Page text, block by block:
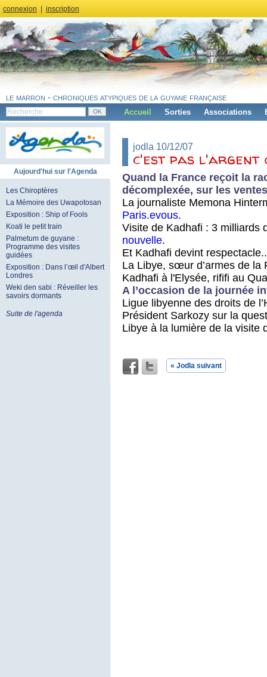
connexion inscription
le marron - chroniques atypiques de la guyane française
Accueil Sorties Associations
Aujourd'hui sur l'Agenda
Les Chiroptères
La Mémoire des Uwapotosan
Exposition : Ship of Fools
Koati le petit train
Palmetum de guyane :
Programme des visites
guidées
Exposition : Dans l’œil d'Albert
Londres
Weki den sabi : Réveiller les
savoirs dormants
Suite de l'agenda
jodla 10/12/07
c'est pas l'argent
Quand la France reçoit la
décomplexée, sur les
La journaliste Memona
Paris.evous.
Visite de Kadhafi : 3 milliards
nouvelle.
Et Kadhafi devint
La Libye, sœur d’armes de la
Kadhafi à l'Elysée, rififi au
A l’occasion de la journée
Ligue libyenne des droits de
Président Sarkozy sur la
Libye à la lumière de la visite
« Jodla suivant